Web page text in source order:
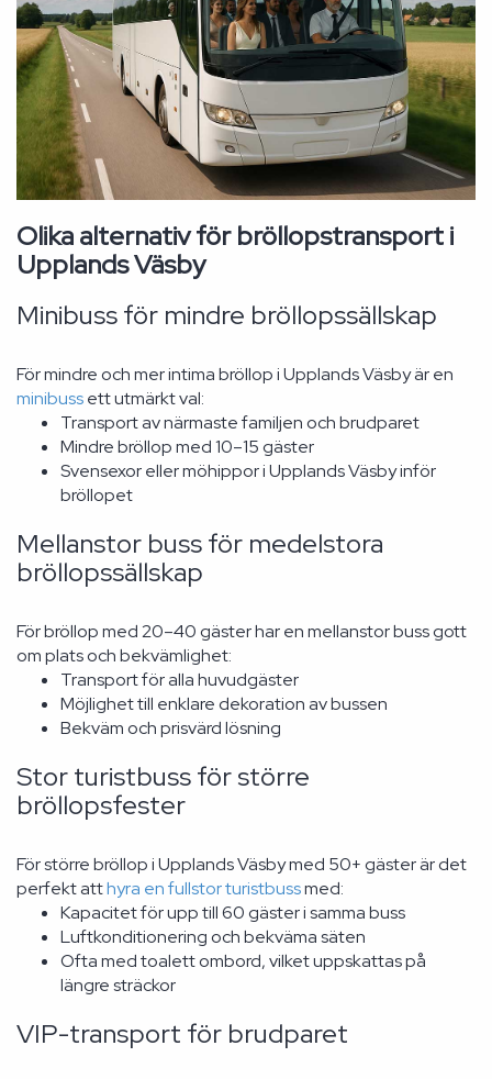
Olika alternativ för bröllopstransport i
Upplands Väsby
Minibuss för mindre bröllopssällskap
För mindre och mer intima bröllop i Upplands Väsby är en
minibussett utmärkt val:
Transport av närmaste familjen och brudparet
Mindre bröllop med 10–15 gäster
Svensexor eller möhippor i Upplands Väsby inför
bröllopet
Mellanstor buss för medelstora
bröllopssällskap
För bröllop med 20–40 gäster har en mellanstor buss gott
om plats och bekvämlighet:
Transport för alla huvudgäster
Möjlighet till enklare dekoration av bussen
Bekväm och prisvärd lösning
Stor turistbuss för större
bröllopsfester
För större bröllop i Upplands Väsby med 50+ gäster är det
perfekt atthyra en fullstor turistbussmed:
Kapacitet för upp till 60 gäster i samma buss
Luftkonditionering och bekväma säten
Ofta med toalett ombord, vilket uppskattas på
längre sträckor
VIP-transport för brudparet